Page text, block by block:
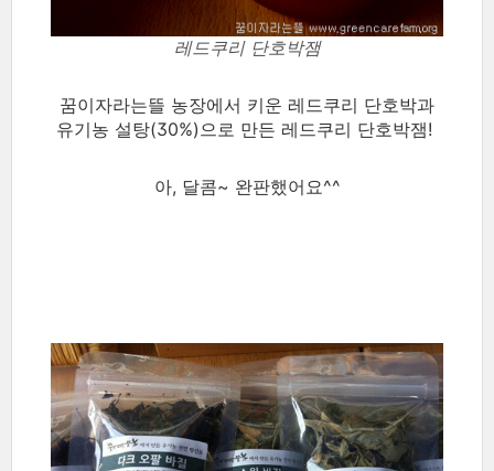
레드쿠리 단호박잼
꿈이자라는뜰 농장에서 키운 레드쿠리 단호박과
유기농 설탕(30%)으로 만든 레드쿠리 단호박잼!
아, 달콤~ 완판했어요^^